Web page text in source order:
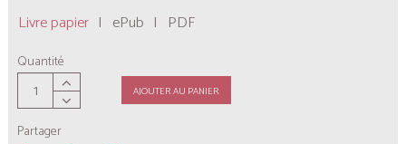
Livre papier | ePub | PDF
Quantité
AJOUTER AU PANIER
Partager